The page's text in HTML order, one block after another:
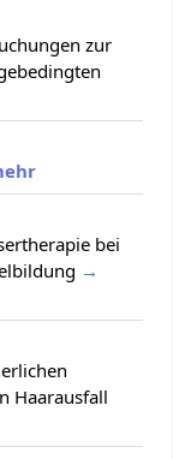
zur
bei
→
Haarausfall